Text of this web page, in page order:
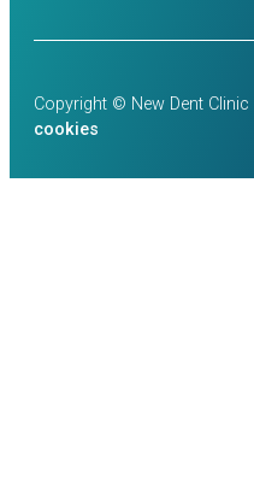
Copyright © New Dent Clinic |
cookies